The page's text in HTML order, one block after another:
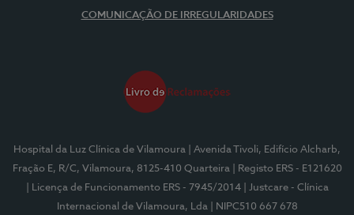
COMUNICAÇÃO DE IRREGULARIDADES
Hospital da Luz Clínica de Vilamoura
| Avenida Tivoli, Edifício Alcharb,
Fração E, R/C, Vilamoura, 8125-410 Quarteira
| Registo ERS - E121620
| Licença de Funcionamento ERS - 7945/2014
| Justcare - Clínica
Internacional de Vilamoura, Lda
| NIPC510 667 678